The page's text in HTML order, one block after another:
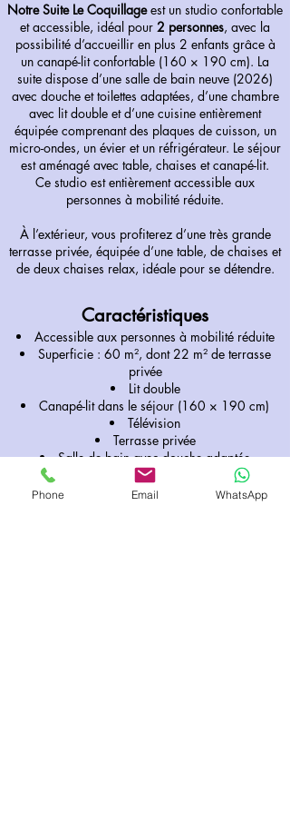
Notre Suite Le Coquillageest un studio confortable
et accessible, idéal pour 2 personnes, avec la
possibilité d’accueillir en plus 2 enfants grâce à
un canapé-lit confortable (160 × 190 cm). La
suite dispose d’une salle de bain neuve (2026)
avec douche et toilettes adaptées, d’une chambre
avec lit double et d’une cuisine entièrement
équipée comprenant des plaques de cuisson, un
micro-ondes, un évier et un réfrigérateur. Le séjour
est aménagé avec table, chaises et canapé-lit.
Ce studio est entièrement accessible aux
personnes à mobilité réduite.
À l’extérieur, vous profiterez d’une très grande
terrasse privée, équipée d’une table, de chaises et
de deux chaises relax, idéale pour se détendre.
Caractéristiques
Accessible aux personnes à mobilité réduite
Superficie : 60 m², dont 22 m² de terrasse
privée
Lit double
Canapé-lit dans le séjour (160 × 190 cm)
Télévision
Terrasse privée
Salle de bain avec douche adaptée
Sèche-cheveux
Phone Email WhatsApp